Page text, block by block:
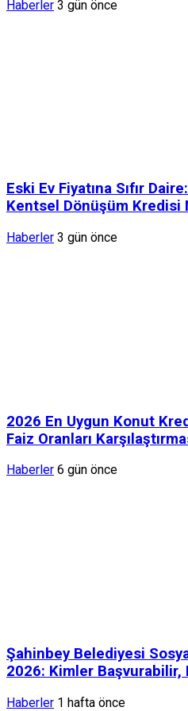
Haberler 3 gün önce
Eski Ev Fiyatına Sıfır
Kentsel Dönüşüm Kredisi
Haberler 3 gün önce
2026 En Uygun Konut
Faiz Oranları
Haberler 6 gün önce
Şahinbey Belediyesi
2026: Kimler Başvurabilir,
Haberler 1 hafta önce